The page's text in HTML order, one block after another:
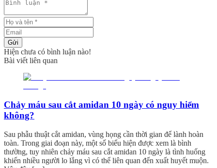
Gửi
Hiện chưa có bình luận nào!
Bài viết liên quan
Chảy máu sau cắt amidan 10 ngày có nguy hiểm
không?
Sau phẫu thuật cắt amidan, vùng họng cần thời gian để lành hoàn
toàn. Trong giai đoạn này, một số biểu hiện được xem là bình
thường, tuy nhiên chảy máu sau cắt amidan 10 ngày là tình huống
khiến nhiều người lo lắng vì có thể liên quan đến xuất huyết muộn.